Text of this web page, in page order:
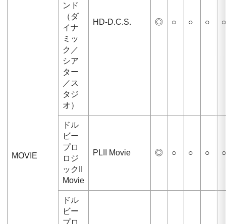
MOVIE
ンド
（ダ
イナ
ミッ
ク／
シア
ター
／ス
タジ
オ）
HD-D.C.S. ◎ ○ ○ ○ ○
ドル
ビー
プロ
ロジ
ックII
Movie
PLII Movie ◎ ○ ○ ○ ○
ドル
ビー
プロ